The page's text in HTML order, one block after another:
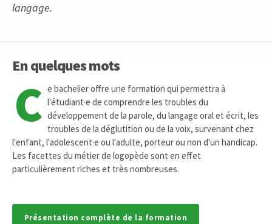
langage.
En quelques mots
C e bachelier offre une formation qui permettra à
l'étudiant·e de comprendre les troubles du
développement de la parole, du langage oral et écrit, les
troubles de la déglutition ou de la voix, survenant chez
l'enfant, l'adolescent·e ou l'adulte, porteur ou non d'un handicap.
Les facettes du métier de logopède sont en effet
particulièrement riches et très nombreuses.
Présentation complète de la formation